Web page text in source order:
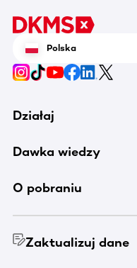
Polska
Działaj
Dawka wiedzy
O pobraniu
Zaktualizuj dane